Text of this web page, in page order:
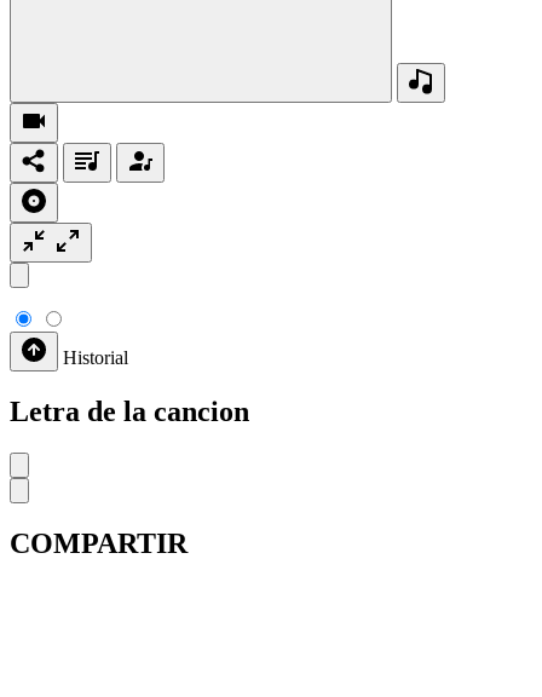
Historial
Letra de la cancion
COMPARTIR